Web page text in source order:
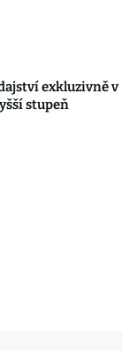
exkluzivně v
stupeň